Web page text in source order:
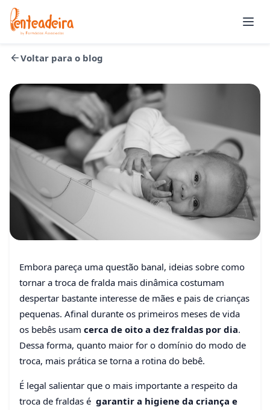
Abrir
Voltar para o blog
Pais e Filhos
7 dicas para trocar a fralda
do bebê com praticidade
06 de outubro de 2020
6 min de leitura
Embora pareça uma questão banal, ideias sobre como
tornar a troca de fralda mais dinâmica costumam
despertar bastante interesse de mães e pais de crianças
pequenas. Afinal durante os primeiros meses de vida
os bebês usam cerca de oito a dez fraldas por dia.
Dessa forma, quanto maior for o domínio do modo de
troca, mais prática se torna a rotina do bebê.
É legal salientar que o mais importante a respeito da
troca de fraldas é garantir a higiene da criança e